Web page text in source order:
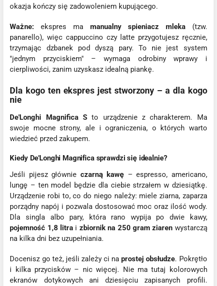
okazja kończy się zadowoleniem kupującego.
Ważne: ekspres ma manualny spieniacz mleka(tzw.
panarello), więc cappuccino czy latte przygotujesz ręcznie,
trzymając dzbanek pod dyszą pary. To nie jest system
"jednym przyciskiem" – wymaga odrobiny wprawy i
cierpliwości, zanim uzyskasz idealną piankę.
Dla kogo ten ekspres jest stworzony – a dla kogo
nie
De'Longhi Magnifica S to urządzenie z charakterem. Ma
swoje mocne strony, ale i ograniczenia, o których warto
wiedzieć przed zakupem.
Kiedy De'Longhi Magnifica sprawdzi się idealnie?
Jeśli pijesz głównie czarną kawę – espresso, americano,
lungę – ten model będzie dla ciebie strzałem w dziesiątkę.
Urządzenie robi to, co do niego należy: miele ziarna, zaparza
porządny napój i pozwala dostosować moc oraz ilość wody.
Dla singla albo pary, która rano wypija po dwie kawy,
pojemność 1,8 litra i zbiornik na 250 gram ziaren wystarczą
na kilka dni bez uzupełniania.
Docenisz go też, jeśli zależy ci naprostej obsłudze. Pokrętło
i kilka przycisków – nic więcej. Nie ma tutaj kolorowych
ekranów dotykowych ani dziesięciu zapisanych profili.